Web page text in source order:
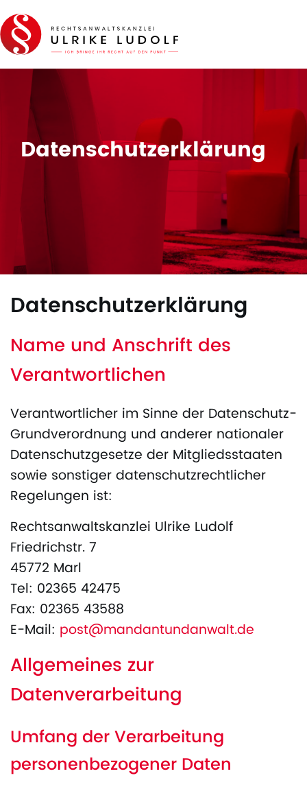
Datenschutzerklärung
Datenschutzerklärung
Name und Anschrift des
Verantwortlichen
Verantwortlicher im Sinne der Datenschutz-
Grundverordnung und anderer nationaler
Datenschutzgesetze der Mitgliedsstaaten
sowie sonstiger datenschutzrechtlicher
Regelungen ist:
Rechtsanwaltskanzlei Ulrike Ludolf
Friedrichstr. 7
45772 Marl
Tel: 02365 42475
Fax: 02365 43588
E-Mail: post@mandantundanwalt.de
Allgemeines zur
Datenverarbeitung
Umfang der Verarbeitung
personenbezogener Daten